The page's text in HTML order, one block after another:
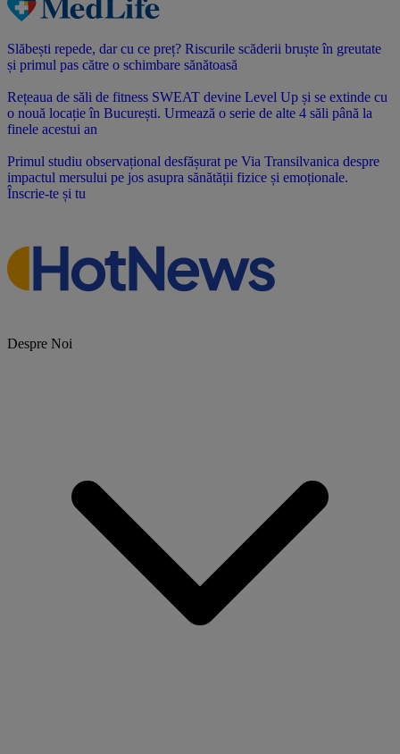
Slăbești repede, dar cu ce preț? Riscurile scăderii bruște în greutate
și primul pas către o schimbare sănătoasă
Rețeaua de săli de fitness SWEAT devine Level Up și se extinde cu
o nouă locație în București. Urmează o serie de alte 4 săli până la
finele acestui an
Primul studiu observațional desfășurat pe Via Transilvanica despre
impactul mersului pe jos asupra sănătății fizice și emoționale.
Înscrie-te și tu
Despre Noi